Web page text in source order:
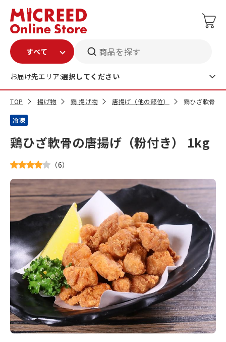
商品を探す
お届け先エリア:選択してください
TOP 揚げ物 鶏 揚げ物 唐揚げ（他の部位） 鶏ひざ軟骨の
冷凍
鶏ひざ軟骨の唐揚げ（粉付き） 1kg
（6）